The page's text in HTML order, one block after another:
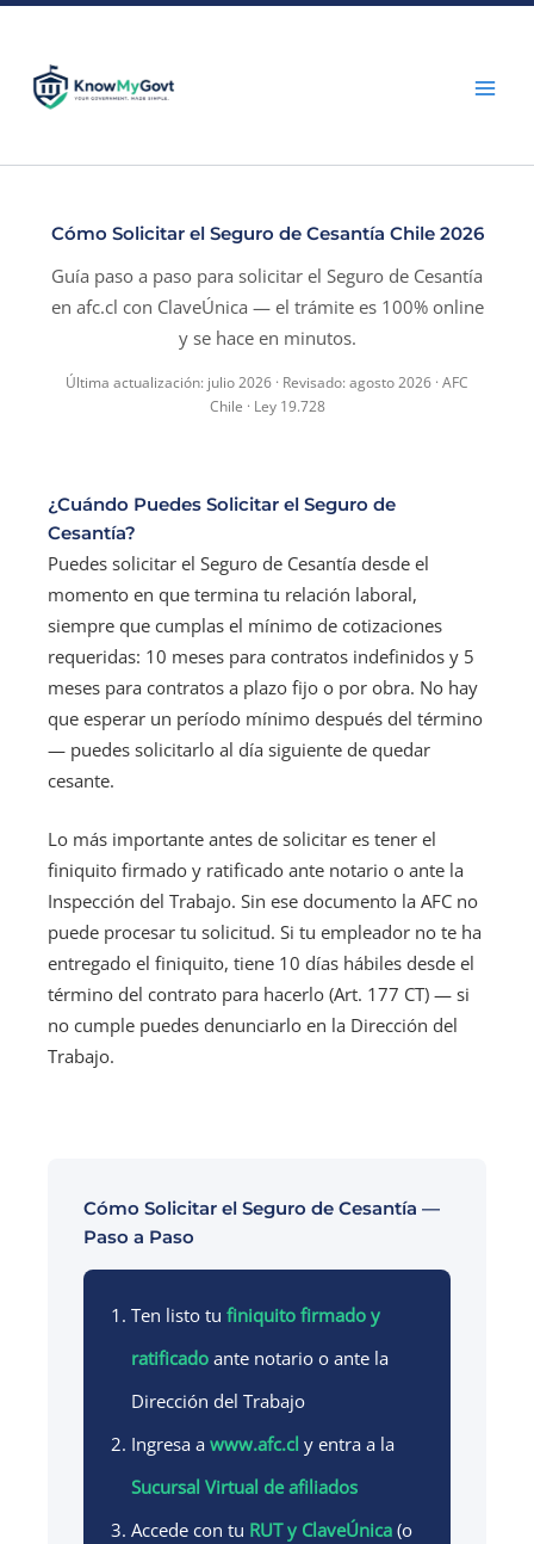
content
Cómo Solicitar el Seguro de Cesantía Chile 2026
Guía paso a paso para solicitar el Seguro de Cesantía
en afc.cl con ClaveÚnica — el trámite es 100% online
y se hace en minutos.
Última actualización: julio 2026 · Revisado: agosto 2026 · AFC
Chile · Ley 19.728
¿Cuándo Puedes Solicitar el Seguro de
Cesantía?
Puedes solicitar el Seguro de Cesantía desde el
momento en que termina tu relación laboral,
siempre que cumplas el mínimo de cotizaciones
requeridas: 10 meses para contratos indefinidos y 5
meses para contratos a plazo fijo o por obra. No hay
que esperar un período mínimo después del término
— puedes solicitarlo al día siguiente de quedar
cesante.
Lo más importante antes de solicitar es tener el
finiquito firmado y ratificado ante notario o ante la
Inspección del Trabajo. Sin ese documento la AFC no
puede procesar tu solicitud. Si tu empleador no te ha
entregado el finiquito, tiene 10 días hábiles desde el
término del contrato para hacerlo (Art. 177 CT) — si
no cumple puedes denunciarlo en la Dirección del
Trabajo.
Cómo Solicitar el Seguro de Cesantía —
Paso a Paso
Ten listo tu finiquito firmado y
ratificado ante notario o ante la
Dirección del Trabajo
Ingresa a www.afc.cl y entra a la
Sucursal Virtual de afiliados
Accede con tu RUT y ClaveÚnica (o